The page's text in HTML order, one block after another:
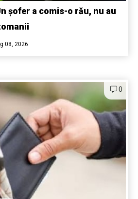
șofer a comis-o rău, nu au
08, 2026
0